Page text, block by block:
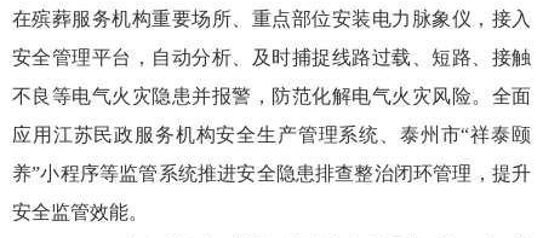
在殡葬服务机构重要场所、重点部位安装电力脉象仪，接入
安全管理平台，自动分析、及时捕捉线路过载、短路、接触
不良等电气火灾隐患并报警，防范化解电气火灾风险。全面
应用江苏民政服务机构安全生产管理系统、泰州市“祥泰颐
养”小程序等监管系统推进安全隐患排查整治闭环管理，提升
安全监管效能。